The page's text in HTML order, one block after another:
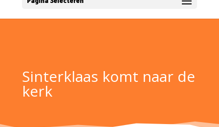
Sinterklaas komt naar de
kerk